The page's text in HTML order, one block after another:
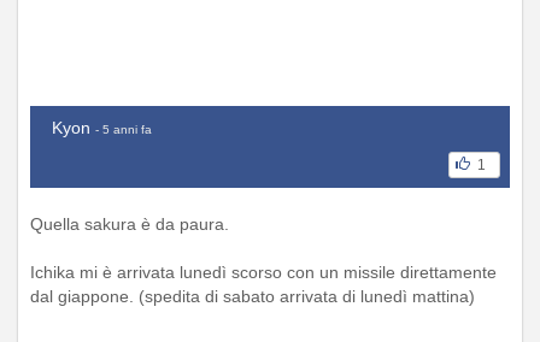
Kyon - 5 anni fa
1
Quella sakura è da paura.
Ichika mi è arrivata lunedì scorso con un missile direttamente
dal giappone. (spedita di sabato arrivata di lunedì mattina)